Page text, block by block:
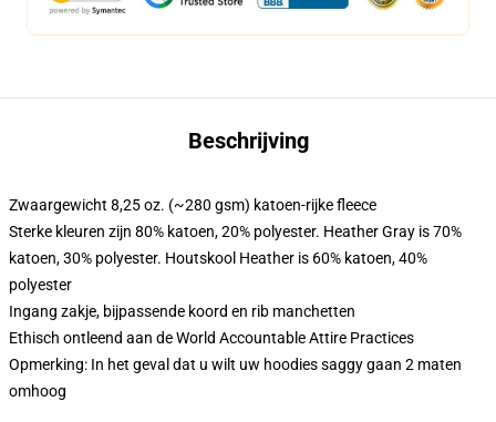
Beschrijving
Zwaargewicht 8,25 oz. (~280 gsm) katoen-rijke fleece
Sterke kleuren zijn 80% katoen, 20% polyester. Heather Gray is 70%
katoen, 30% polyester. Houtskool Heather is 60% katoen, 40%
polyester
Ingang zakje, bijpassende koord en rib manchetten
Ethisch ontleend aan de World Accountable Attire Practices
Opmerking: In het geval dat u wilt uw hoodies saggy gaan 2 maten
omhoog